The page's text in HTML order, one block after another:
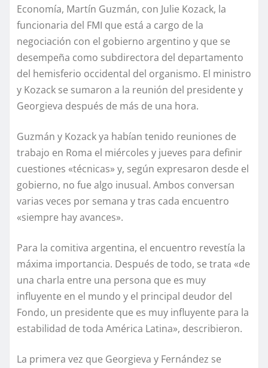
Economía, Martín Guzmán, con Julie Kozack, la
funcionaria del FMI que está a cargo de la
negociación con el gobierno argentino y que se
desempeña como subdirectora del departamento
del hemisferio occidental del organismo. El ministro
y Kozack se sumaron a la reunión del presidente y
Georgieva después de más de una hora.
Guzmán y Kozack ya habían tenido reuniones de
trabajo en Roma el miércoles y jueves para definir
cuestiones «técnicas» y, según expresaron desde el
gobierno, no fue algo inusual. Ambos conversan
varias veces por semana y tras cada encuentro
«siempre hay avances».
Para la comitiva argentina, el encuentro revestía la
máxima importancia. Después de todo, se trata «de
una charla entre una persona que es muy
influyente en el mundo y el principal deudor del
Fondo, un presidente que es muy influyente para la
estabilidad de toda América Latina», describieron.
La primera vez que Georgieva y Fernández se